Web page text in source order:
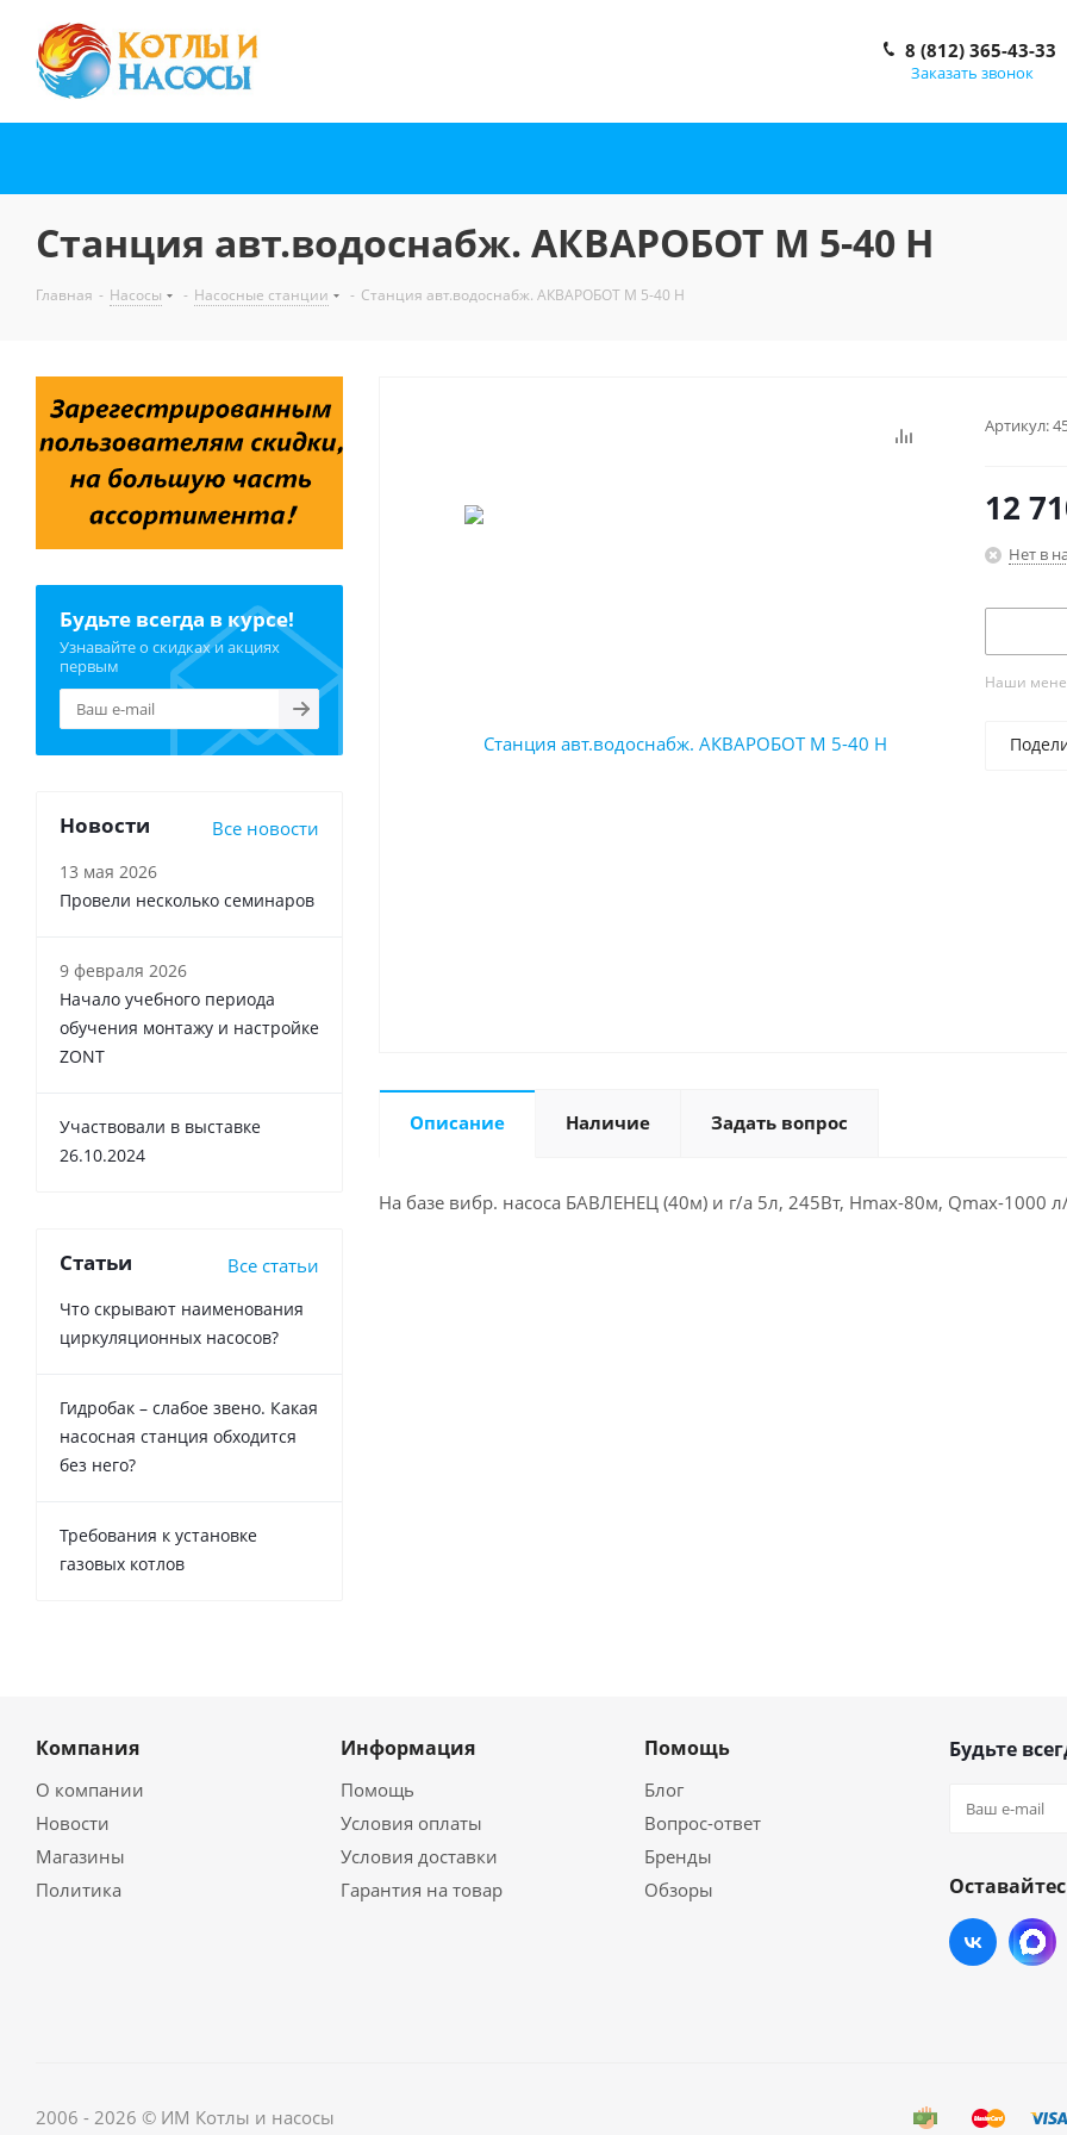
8 (812) 365-43-33
Заказать звонок
Станция авт.водоснабж. АКВАРОБОТ М 5-40 Н
Главная - Насосы - Насосные станции - Станция авт.водоснабж. АКВАРОБОТ М 5-40 Н
Артикул:
12
Нет в
Наши
Описание Наличие Задать вопрос
На базе вибр. насоса БАВЛЕНЕЦ (40м) и г/а 5л, 245Вт, Hmax-80м, Qmax-1000
Будьте всегда в курсе!
Узнавайте о скидках и акциях
первым
Новости Все новости
13 мая 2026
Провели несколько семинаров
9 февраля 2026
Начало учебного периода
обучения монтажу и настройке
ZONT
Участвовали в выставке
26.10.2024
Статьи Все статьи
Что скрывают наименования
циркуляционных насосов?
Гидробак – слабое звено. Какая
насосная станция обходится
без него?
Требования к установке
газовых котлов
Компания
О компании
Новости
Магазины
Политика
Информация
Помощь
Условия оплаты
Условия доставки
Гарантия на товар
Помощь
Блог
Вопрос-ответ
Бренды
Обзоры
Будьте
2006 - 2026 © ИМ Котлы и насосы